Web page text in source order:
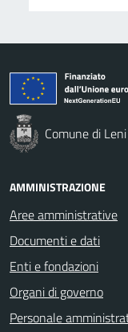
Comune di Leni
AMMINISTRAZIONE
Aree amministrative
Documenti e dati
Enti e fondazioni
Organi di governo
Personale